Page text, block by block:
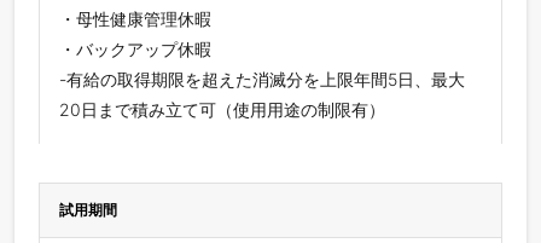
・母性健康管理休暇
・バックアップ休暇
-有給の取得期限を超えた消滅分を上限年間5日、最大
20日まで積み立て可（使用用途の制限有）
試用期間